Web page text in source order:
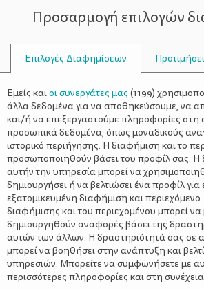
ΕΝΌΧΛΗΣΗ
Προσαρμογή επιλογών
Επιλογές Διαφημίσεων
Εμείς καιοι συνεργάτες μας (1199)
άλλα δεδομένα για να αποθηκεύσουμε, να
και/ή να επεξεργαστούμε πληροφορίες στη
προσωπικά δεδομένα, όπως μοναδικούς
ιστορικό περιήγησης. Η διαφήμιση και το
προσωποποιηθούν βάσει του προφίλ σας. Η
αυτήν την υπηρεσία μπορεί να
δημιουργήσει ή να βελτιώσει ένα προφίλ για
εξατομικευμένη διαφήμιση και
διαφήμισης και του περιεχομένου μπορεί
δημιουργηθούν αναφορές βάσει της
αυτών των άλλων. Η δραστηριότητά σας σε
μπορεί να βοηθήσει στην ανάπτυξη και
υπηρεσιών. Μπορείτε να συμφωνήσετε με
περισσότερες πληροφορίες και στη